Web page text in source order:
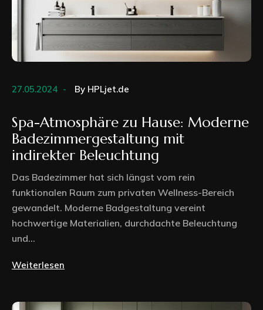
27.05.2024 By HPLjet.de
Spa-Atmosphäre zu Hause: Moderne
Badezimmergestaltung mit
indirekter Beleuchtung
Das Badezimmer hat sich längst vom rein
funktionalen Raum zum privaten Wellness-Bereich
gewandelt. Moderne Badgestaltung vereint
hochwertige Materialien, durchdachte Beleuchtung
und...
Weiterlesen